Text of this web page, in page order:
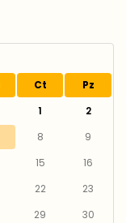
Ct
Pz
1
2
8
9
15
16
22
23
29
30